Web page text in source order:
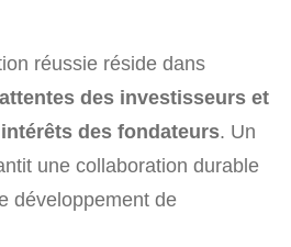
réussie réside dans
des investisseurs et
des fondateurs. Un
une collaboration durable
développement de